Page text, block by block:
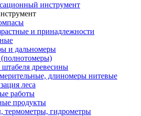
инструмент
и принадлежности
и дальномеры
древесины
длиномеры нитевые
леса
работы
продукты
термометры, гидрометры